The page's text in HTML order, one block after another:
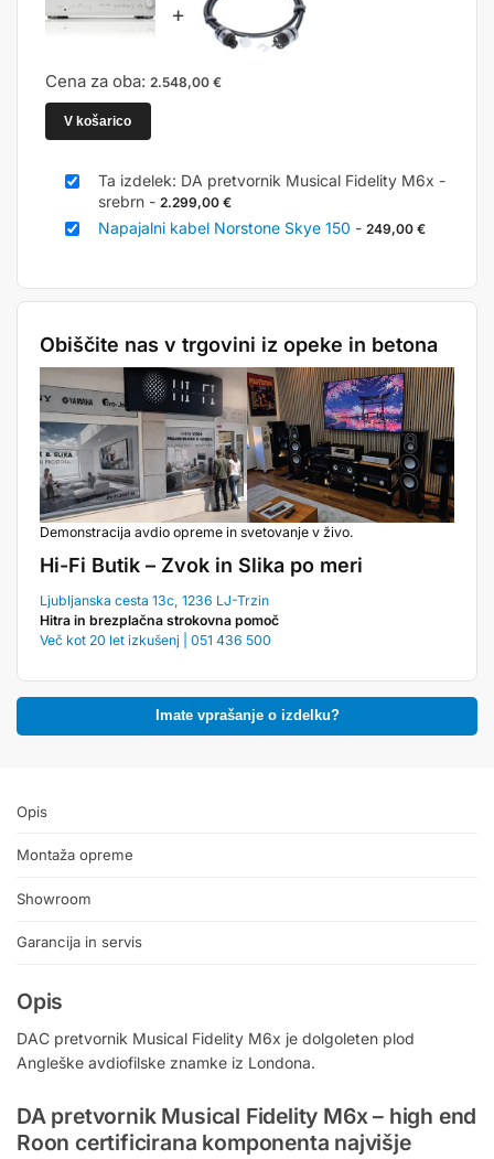
+
Cena za oba: 2.548,00 €
V košarico
Ta izdelek: DA pretvornik Musical Fidelity M6x -
srebrn - 2.299,00 €
Napajalni kabel Norstone Skye 150 - 249,00 €
Obiščite nas v trgovini iz opeke in betona
Demonstracija avdio opreme in svetovanje v živo.
Hi-Fi Butik – Zvok in Slika po meri
Ljubljanska cesta 13c, 1236 LJ-Trzin
Hitra in brezplačna strokovna pomoč
Več kot 20 let izkušenj | 051 436 500
Imate vprašanje o izdelku?
Opis
Montaža opreme
Showroom
Garancija in servis
Opis
DAC pretvornik Musical Fidelity M6x je dolgoleten plod
Angleške avdiofilske znamke iz Londona.
DA pretvornik Musical Fidelity M6x – high end
Roon certificirana komponenta najvišje